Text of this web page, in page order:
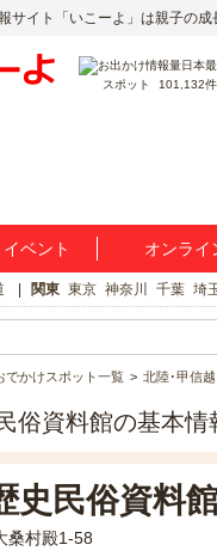
サイト「いこーよ」は親子の成
スポット 101,132件
イベント オンライ
関東 東京 神奈川 千葉 埼
でかけスポット一覧 北陸･甲信越
俗資料館の基本情
史民俗資料
桑村殿1-58